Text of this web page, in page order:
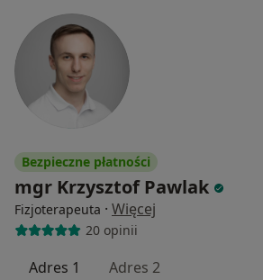
Bezpieczne płatności
mgr Krzysztof Pawlak
Fizjoterapeuta · Więcej
20 opinii
Adres 1 Adres 2